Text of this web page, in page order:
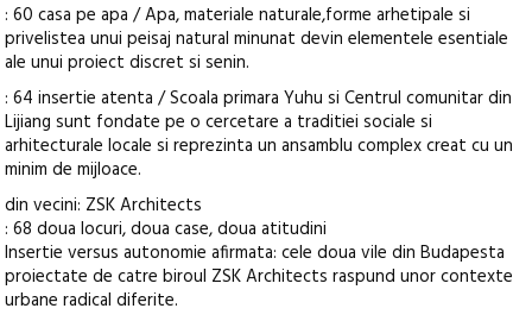
: 60 casa pe apa / Apa, materiale naturale,forme arhetipale si
privelistea unui peisaj natural minunat devin elementele esentiale
ale unui proiect discret si senin.
: 64 insertie atenta / Scoala primara Yuhu si Centrul comunitar din
Lijiang sunt fondate pe o cercetare a traditiei sociale si
arhitecturale locale si reprezinta un ansamblu complex creat cu un
minim de mijloace.
din vecini: ZSK Architects
: 68 doua locuri, doua case, doua atitudini
Insertie versus autonomie afirmata: cele doua vile din Budapesta
proiectate de catre biroul ZSK Architects raspund unor contexte
urbane radical diferite.